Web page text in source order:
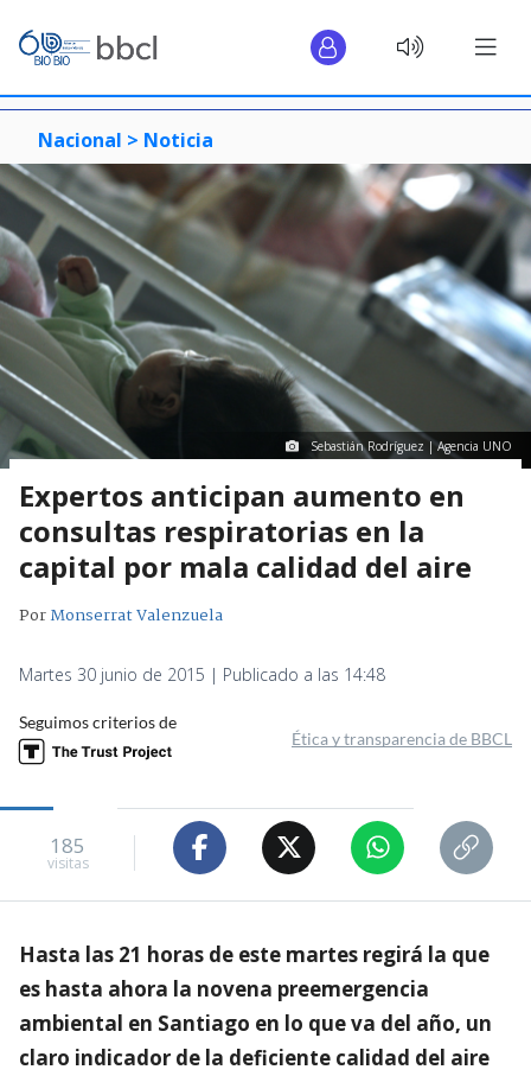
Nacional > Noticia
Sebastián Rodríguez | Agencia UNO
Expertos anticipan aumento en
consultas respiratorias en la
capital por mala calidad del aire
PorMonserrat Valenzuela
Martes 30 junio de 2015 | Publicado a las 14:48
Seguimos criterios de
Ética y transparencia de BBCL
185
visitas
Hasta las 21 horas de este martes regirá la que
es hasta ahora la novena preemergencia
ambiental en Santiago en lo que va del año, un
claro indicador de la deficiente calidad del aire